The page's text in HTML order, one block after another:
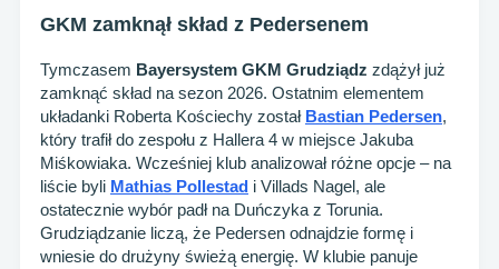
GKM zamknął skład z Pedersenem
Tymczasem Bayersystem GKM Grudziądz zdążył już
zamknąć skład na sezon 2026. Ostatnim elementem
układanki Roberta Kościechy został Bastian Pedersen,
który trafił do zespołu z Hallera 4 w miejsce Jakuba
Miśkowiaka. Wcześniej klub analizował różne opcje – na
liście byli Mathias Pollestad i Villads Nagel, ale
ostatecznie wybór padł na Duńczyka z Torunia.
Grudziądzanie liczą, że Pedersen odnajdzie formę i
wniesie do drużyny świeżą energię. W klubie panuje